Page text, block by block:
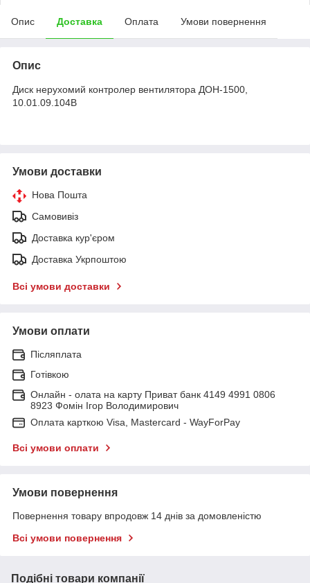
Опис Доставка Оплата Умови повернення
Опис
Диск нерухомий контролер вентилятора ДОН-1500,
10.01.09.104В
Умови доставки
Нова Пошта
Самовивіз
Доставка кур'єром
Доставка Укрпоштою
Всі умови доставки
Умови оплати
Післяплата
Готівкою
Онлайн - олата на карту Приват банк 4149 4991 0806
8923 Фомін Ігор Володимирович
Оплата карткою Visa, Mastercard - WayForPay
Всі умови оплати
Умови повернення
Повернення товару впродовж 14 днів за домовленістю
Всі умови повернення
Подібні товари компанії